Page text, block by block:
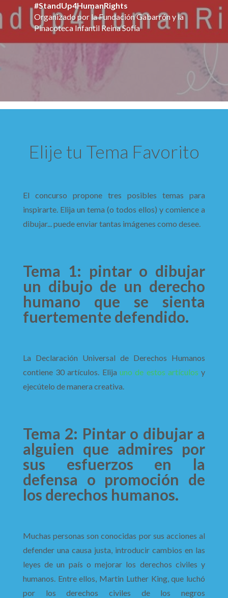
#StandUp4HumanRights
Organizado por la Fundación Gabarrón y la
Pinacoteca Infantil Reina Sofía
Elije tu Tema Favorito
El concurso propone tres posibles temas para
inspirarte. Elija un tema (o todos ellos) y comience a
dibujar... puede enviar tantas imágenes como desee.
Tema 1: pintar o dibujar
un dibujo de un derecho
humano que se sienta
fuertemente defendido.
La Declaración Universal de Derechos Humanos
contiene 30 artículos. Elija uno de estos artículos y
ejecútelo de manera creativa.
Tema 2: Pintar o dibujar a
alguien que admires por
sus esfuerzos en la
defensa o promoción de
los derechos humanos.
Muchas personas son conocidas por sus acciones al
defender una causa justa, introducir cambios en las
leyes de un país o mejorar los derechos civiles y
humanos. Entre ellos, Martin Luther King, que luchó
por los derechos civiles de los negros